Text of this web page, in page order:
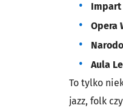
Impart
Opera
Aula
To tylko
jazz, folk